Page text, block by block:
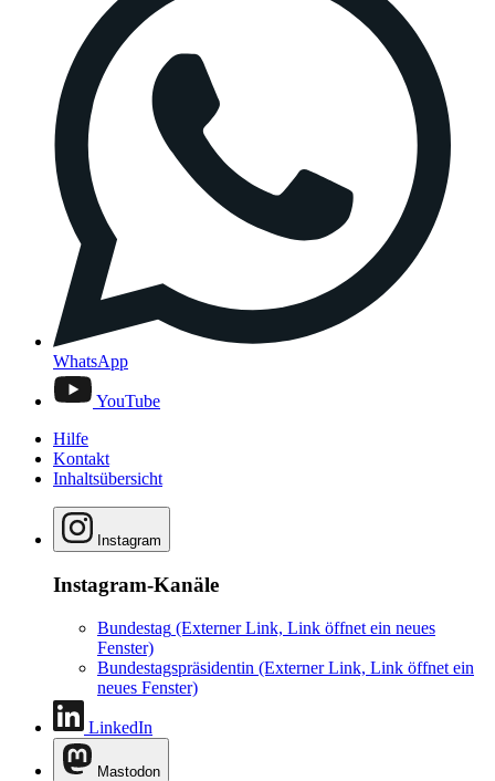
WhatsApp
YouTube
Hilfe
Kontakt
Inhaltsübersicht
Instagram
Instagram-Kanäle
Bundestag (Externer Link, Link öffnet ein neues
Fenster)
Bundestagspräsidentin (Externer Link, Link öffnet ein
neues Fenster)
LinkedIn
Mastodon